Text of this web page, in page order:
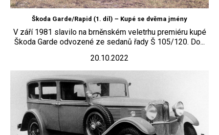
Škoda Garde/Rapid (1. díl) – Kupé se dvěma jmény
V září 1981 slavilo na brněnském veletrhu premiéru kupé
Škoda Garde odvozené ze sedanů řady Š 105/120. Do...
20.10.2022